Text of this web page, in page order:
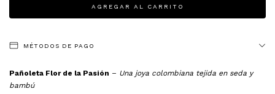
MÉTODOS DE PAGO
Pañoleta Flor de la Pasión – Una joya colombiana tejida en seda y
bambú